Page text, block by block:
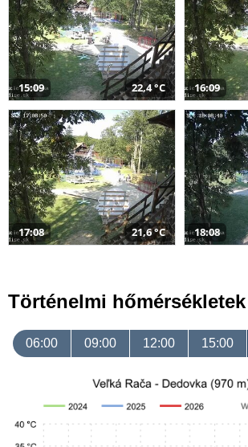
15:09 22,4 °C 16:09
17:08 21,6 °C 18:08
Történelmi hőmérsékletek
06:00 09:00 12:00 15:00